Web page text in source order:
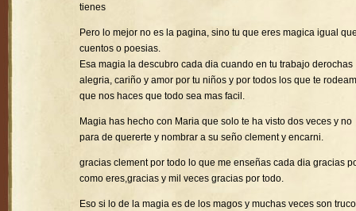
tienes
Pero lo mejor no es la pagina, sino tu que eres magica igual
cuentos o poesias.
Esa magia la descubro cada dia cuando en tu trabajo derochas
alegria, cariño y amor por tu niños y por todos los que te
que nos haces que todo sea mas facil.
Magia has hecho con Maria que solo te ha visto dos veces y no
para de quererte y nombrar a su seño clement y encarni.
gracias clement por todo lo que me enseñas cada dia gracias
como eres,gracias y mil veces gracias por todo.
Eso si lo de la magia es de los magos y muchas veces son